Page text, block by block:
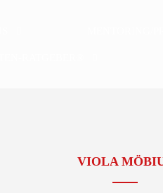
VIOLA